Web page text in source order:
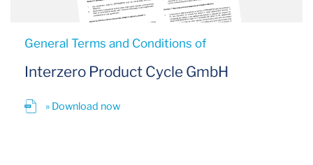
General Terms and Conditions of
Interzero Product Cycle GmbH
» Download now